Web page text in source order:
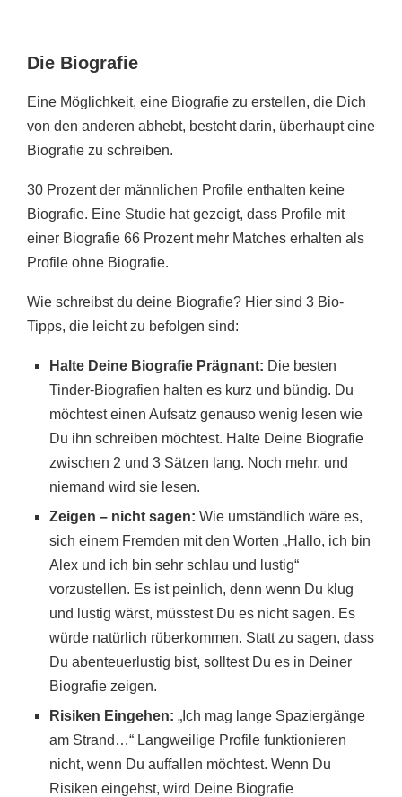
Die Biografie
Eine Möglichkeit, eine Biografie zu erstellen, die Dich
von den anderen abhebt, besteht darin, überhaupt eine
Biografie zu schreiben.
30 Prozent der männlichen Profile enthalten keine
Biografie. Eine Studie hat gezeigt, dass Profile mit
einer Biografie 66 Prozent mehr Matches erhalten als
Profile ohne Biografie.
Wie schreibst du deine Biografie? Hier sind 3 Bio-
Tipps, die leicht zu befolgen sind:
Halte Deine Biografie Prägnant: Die besten
Tinder-Biografien halten es kurz und bündig. Du
möchtest einen Aufsatz genauso wenig lesen wie
Du ihn schreiben möchtest. Halte Deine Biografie
zwischen 2 und 3 Sätzen lang. Noch mehr, und
niemand wird sie lesen.
Zeigen – nicht sagen: Wie umständlich wäre es,
sich einem Fremden mit den Worten „Hallo, ich bin
Alex und ich bin sehr schlau und lustig“
vorzustellen. Es ist peinlich, denn wenn Du klug
und lustig wärst, müsstest Du es nicht sagen. Es
würde natürlich rüberkommen. Statt zu sagen, dass
Du abenteuerlustig bist, solltest Du es in Deiner
Biografie zeigen.
Risiken Eingehen: „Ich mag lange Spaziergänge
am Strand…“ Langweilige Profile funktionieren
nicht, wenn Du auffallen möchtest. Wenn Du
Risiken eingehst, wird Deine Biografie